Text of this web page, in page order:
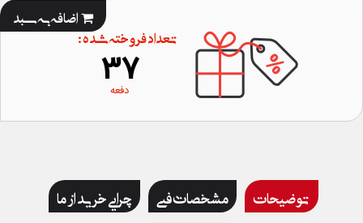
اضافه به سبد
تعداد فروخته شده :
37
دفعه
توضیحات مشخصات فنی
چرایی خرید از ما